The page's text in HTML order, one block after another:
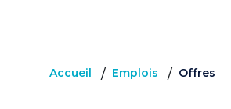
Accueil / Emplois / Offres